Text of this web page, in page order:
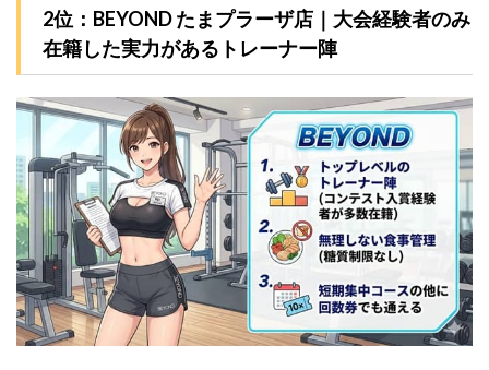
2位：BEYOND たまプラーザ店｜大会経験者のみ
在籍した実力があるトレーナー陣